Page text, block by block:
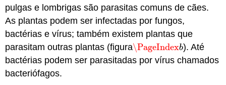
pulgas e lombrigas são parasitas comuns de cães.
As plantas podem ser infectadas por fungos,
bactérias e vírus; também existem plantas que
parasitam outras plantas (figura\PageIndexb
\PageIndexb). Até
bactérias podem ser parasitadas por vírus chamados
bacteriófagos.